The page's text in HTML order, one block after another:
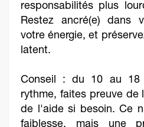
responsabilités plus
Restez ancré(e) dans
votre énergie, et
latent.
Conseil : du 10 au 18
rythme, faites preuve de
de l'aide si besoin. Ce
faiblesse, mais une